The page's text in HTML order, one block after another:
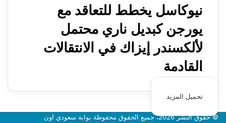
نيوكاسل يخطط للتعاقد مع
يورجن كبديل ناري محتمل
لألكسندر إيزاك في الانتقالات
القادمة
تحميل المزيد
© حقوق النشر 2026، جميع الحقوق محفوظة بوابة سعودي اون